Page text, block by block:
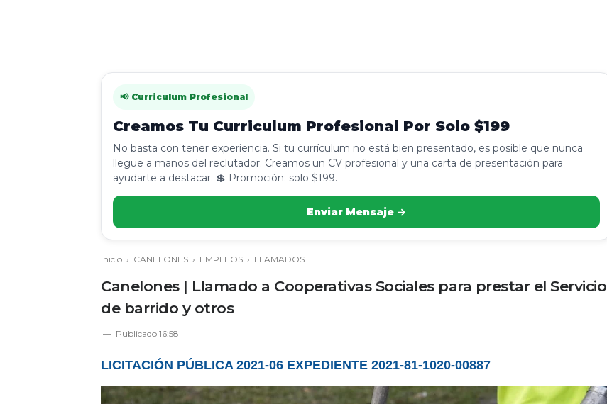
📢 Curriculum Profesional
Creamos Tu Curriculum Profesional Por Solo $199
No basta con tener experiencia. Si tu currículum no está bien presentado, es posible que nunca
llegue a manos del reclutador. Creamos un CV profesional y una carta de presentación para
ayudarte a destacar. 💲 Promoción: solo $199.
Enviar Mensaje →
Inicio › CANELONES › EMPLEOS › LLAMADOS
Canelones | Llamado a Cooperativas Sociales para prestar el Servicio
de barrido y otros
Publicado 16:58
LICITACIÓN PÚBLICA 2021-06 EXPEDIENTE 2021-81-1020-00887